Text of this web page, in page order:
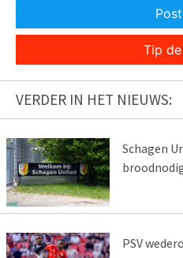
Tip
VERDER IN HET NIEUWS:
Schagen
PSV